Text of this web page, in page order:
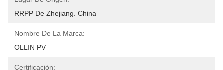
RRPP De Zhejiang. China
Nombre De La Marca:
OLLIN PV
Certificación: